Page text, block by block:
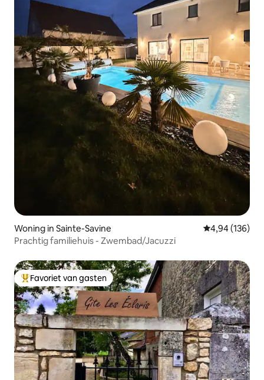
Woning in Sainte-Savine Gemiddelde
4,94 (136)
Prachtig familiehuis - Zwembad/Jacuzzi
Topfavoriet van gasten
Favoriet van gasten